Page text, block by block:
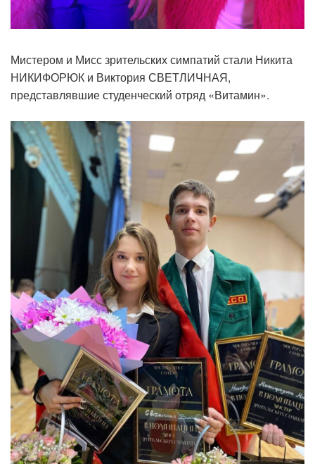
Мистером и Мисс зрительских симпатий стали Никита
НИКИФОРЮК и Виктория СВЕТЛИЧНАЯ,
представлявшие студенческий отряд «Витамин».